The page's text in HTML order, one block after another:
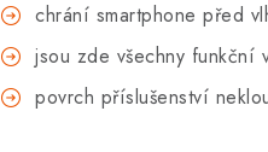
chrání smartphone před
jsou zde všechny funkční
povrch příslušenství